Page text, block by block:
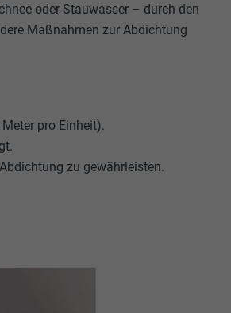
oder Stauwasser – durch den
Maßnahmen zur Abdichtung
pro Einheit).
zu gewährleisten.